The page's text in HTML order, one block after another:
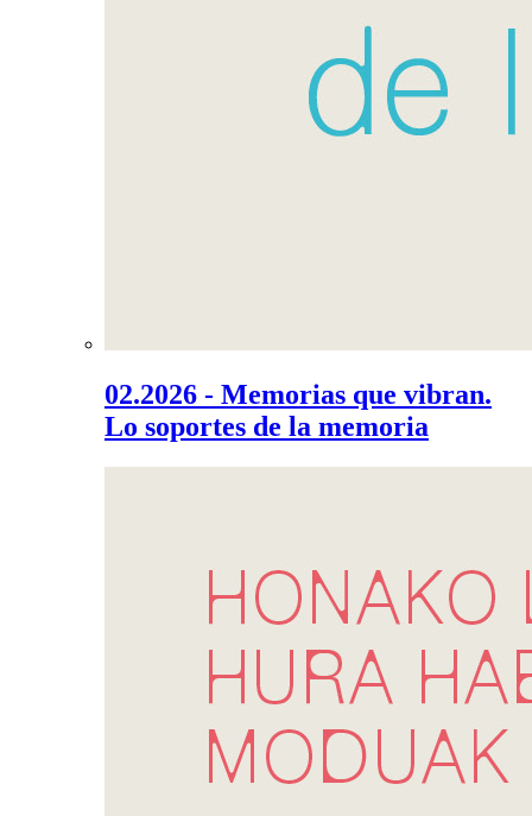
02.2026 - Memorias que vibran.
Lo soportes de la memoria